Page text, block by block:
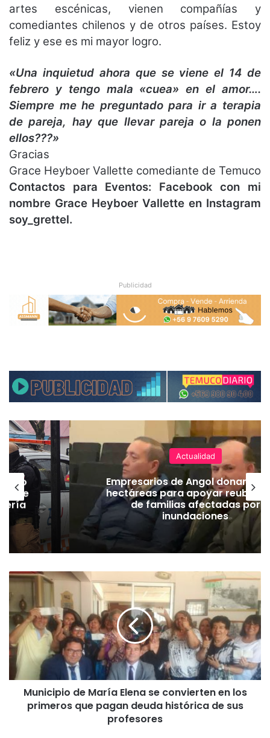
artes escénicas, vienen compañías y
comediantes chilenos y de otros países. Estoy
feliz y ese es mi mayor logro.
«Una inquietud ahora que se viene el 14 de
febrero y tengo mala «cuea» en el amor….
Siempre me he preguntado para ir a terapia
de pareja, hay que llevar pareja o la ponen
ellos???»
Gracias
Grace Heyboer Vallette comediante de Temuco
Contactos para Eventos: Facebook con mi
nombre Grace Heyboer Vallette en Instagram
soy_grettel.
Publicidad
de
Actualidad
Empresarios de Angol donan
hectáreas para apoyar
de familias afectadas por
inundaciones
M
n
i
c
i
p
o
Municipio de María Elena se convierten en los
primeros que pagan deuda histórica de sus
profesores